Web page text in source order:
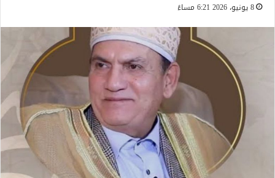
8 يونيو، 2026 6:21 مساءً